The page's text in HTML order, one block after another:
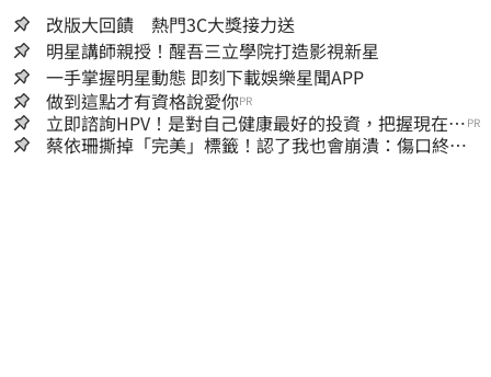
改版大回饋 熱門3C大獎接力送
明星講師親授！醒吾三立學院打造影視新星
一手掌握明星動態 即刻下載娛樂星聞APP
做到這點才有資格說愛你PR
立即諮詢HPV！是對自己健康最好的投資，把握現在不
嫌晚！
PR
蔡依珊撕掉「完美」標籤！認了我也會崩潰：傷口終究